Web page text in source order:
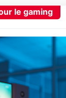
le gaming